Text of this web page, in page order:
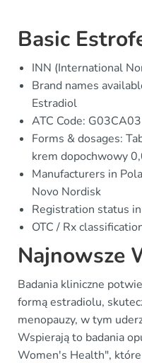
Basic
INN (International
Brand names
Estradiol
ATC Code: G03CA03
Forms & dosages:
krem dopochwowy
Manufacturers in
Novo Nordisk
Registration status
OTC / Rx
Najnowsze
Badania kliniczne
formą estradiolu,
menopauzy, w tym
Wspierają to badania
Women's Health", które